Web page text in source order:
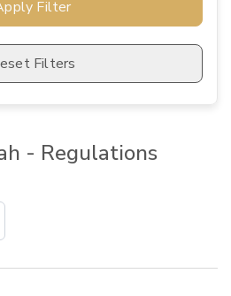
Filter
Filters
- Regulations